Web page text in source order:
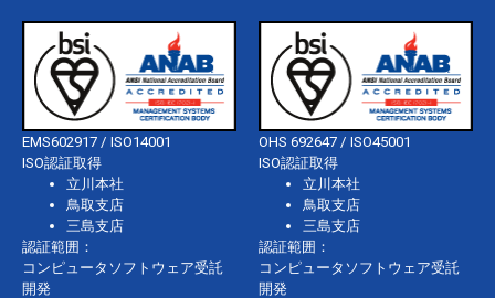
EMS602917 / ISO14001
ISO認証取得
立川本社
鳥取支店
三島支店
認証範囲：
コンピュータソフトウェア受託
開発
OHS 692647 / ISO45001
ISO認証取得
立川本社
鳥取支店
三島支店
認証範囲：
コンピュータソフトウェア受託
開発